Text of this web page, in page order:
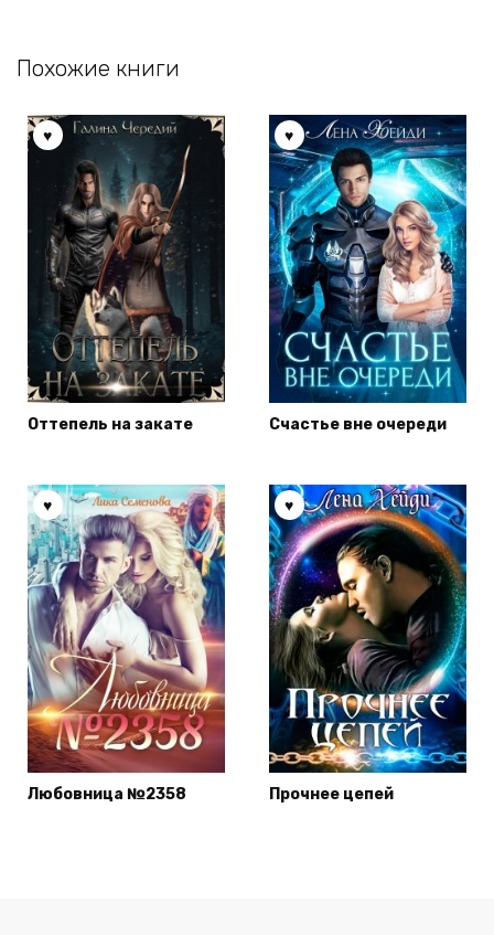
Похожие книги
Оттепель на закате Счастье вне очереди
Любовница №2358 Прочнее цепей